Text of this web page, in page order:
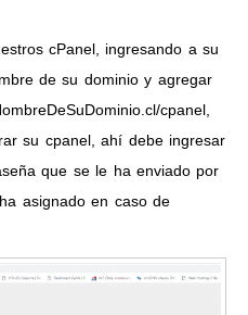
cPanel, ingresando a su
de su dominio y agregar
cpanel,
su cpanel, ahí debe ingresar
que se le ha enviado por
asignado en caso de